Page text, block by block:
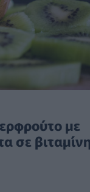
με
σε